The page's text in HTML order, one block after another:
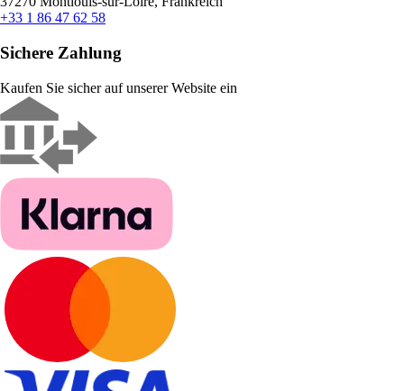
+33 1 86 47 62 58
Sichere Zahlung
Kaufen Sie sicher auf unserer Website ein